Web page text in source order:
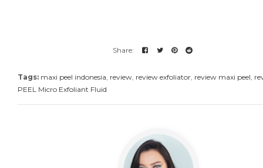
Tags: maxi peel indonesia, review, review exfoliator, review maxi peel,
PEEL Micro Exfoliant Fluid